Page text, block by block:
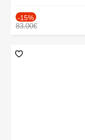
-15%
83.00€